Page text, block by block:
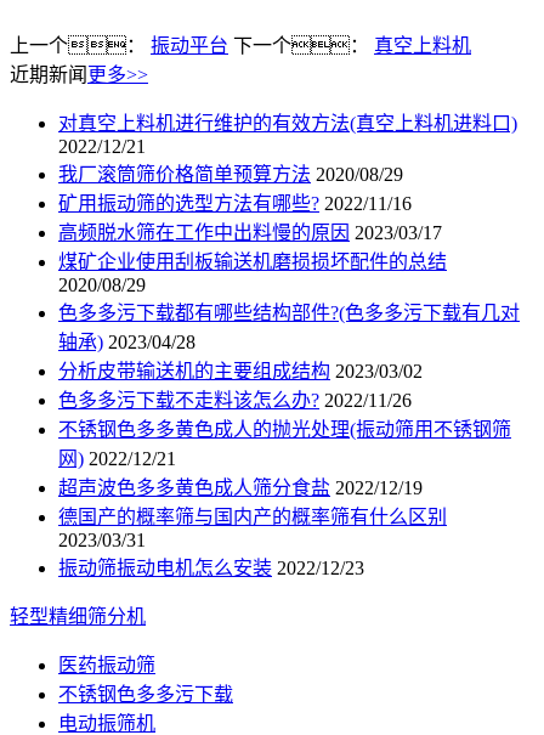
上一个： 振动平台 下一个： 真空上料机
近期新闻 更多>>
对真空上料机进行维护的有效方法(真空上料机进料口)
2022/12/21
我厂滚筒筛价格简单预算方法 2020/08/29
矿用振动筛的选型方法有哪些? 2022/11/16
高频脱水筛在工作中出料慢的原因 2023/03/17
煤矿企业使用刮板输送机磨损损坏配件的总结
2020/08/29
色多多污下载都有哪些结构部件?(色多多污下载有几对
轴承) 2023/04/28
分析皮带输送机的主要组成结构 2023/03/02
色多多污下载不走料该怎么办? 2022/11/26
不锈钢色多多黄色成人的抛光处理(振动筛用不锈钢筛
网) 2022/12/21
超声波色多多黄色成人筛分食盐 2022/12/19
德国产的概率筛与国内产的概率筛有什么区别
2023/03/31
振动筛振动电机怎么安装 2022/12/23
轻型精细筛分机
医药振动筛
不锈钢色多多污下载
电动振筛机